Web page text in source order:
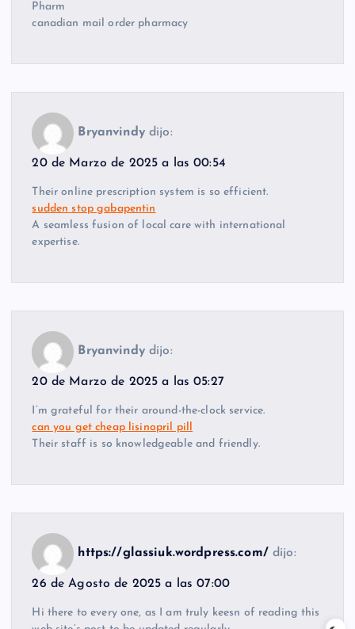
Pharm
canadian mail order pharmacy
Bryanvindy dijo:
20 de Marzo de 2025 a las 00:54
Their online prescription system is so efficient.
sudden stop gabapentin
A seamless fusion of local care with international
expertise.
Bryanvindy dijo:
20 de Marzo de 2025 a las 05:27
I’m grateful for their around-the-clock service.
can you get cheap lisinopril pill
Their staff is so knowledgeable and friendly.
https://glassiuk.wordpress.com/ dijo:
26 de Agosto de 2025 a las 07:00
Hi there to every one, as I am truly keesn of reading this